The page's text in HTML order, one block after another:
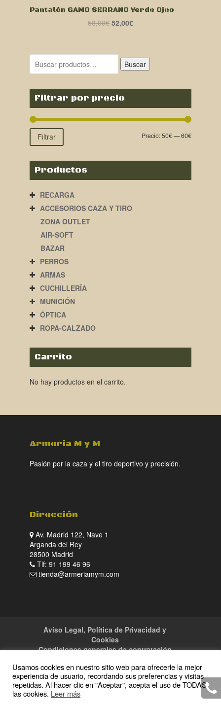
Pantalón GAMO SERRANO Verde Ojeo
58,00€ El
era:
58,00€.
52,00€El
es:
52,00€.
Buscar
Filtrar por precio
Filtrar Precio:50€—60€
Productos
RECARGA
ACCESORIOS CAZA Y TIRO
ZONA OUTLET
AIR-SOFT
BAZAR
PERROS
ARMAS
CUCHILLERÍA
MUNICIÓN
ÓPTICA
ROPA-CALZADO
Carrito
No hay productos en el carrito.
Armeria M y M
Pasión por la caza y el tiro deportivo y precisión.
Dirección
Av. Madrid 122, Nave 1
Arganda del Rey
28500 Madrid
Tlf: 91 199 46 96
tienda@armeriamym.com
Aviso Legal, Política de Privacidad y
Cookies
Condiciones generales de contratación
Usamos cookies en nuestro sitio web para ofrecerle la mejor
experiencia de usuario, recordando sus preferencias y visitas
repetidas. Al hacer clic en "Aceptar", acepta el uso de TODAS
las cookies. Leer más